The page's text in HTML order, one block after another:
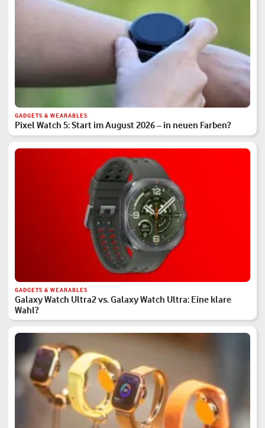
GADGETS & WEARABLES
Pixel Watch 5: Start im August 2026 – in neuen Farben?
GADGETS & WEARABLES
Galaxy Watch Ultra2 vs. Galaxy Watch Ultra: Eine klare
Wahl?